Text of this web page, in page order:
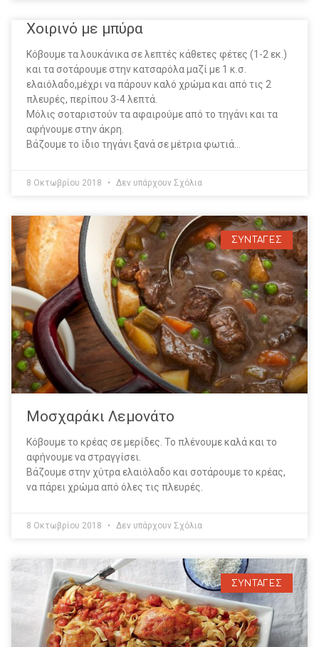
Χοιρινό με μπύρα
Κόβουμε τα λουκάνικα σε λεπτές κάθετες φέτες (1-2 εκ.)
και τα σοτάρουμε στην κατσαρόλα μαζί με 1 κ.σ.
ελαιόλαδο,μέχρι να πάρουν καλό χρώμα και από τις 2
πλευρές, περίπου 3-4 λεπτά.
Μόλις σοταριστούν τα αφαιρούμε από το τηγάνι και τα
αφήνουμε στην άκρη.
Βάζουμε το ίδιο τηγάνι ξανά σε μέτρια φωτιά…
8 Οκτωβρίου 2018 Δεν υπάρχουν Σχόλια
ΣΥΝΤΑΓΕΣ
Μοσχαράκι Λεμονάτο
Κόβουμε το κρέας σε μερίδες. Το πλένουμε καλά και το
αφήνουμε να στραγγίσει.
Βάζουμε στην χύτρα ελαιόλαδο και σοτάρουμε το κρέας,
να πάρει χρώμα από όλες τις πλευρές.
8 Οκτωβρίου 2018 Δεν υπάρχουν Σχόλια
ΣΥΝΤΑΓΕΣ